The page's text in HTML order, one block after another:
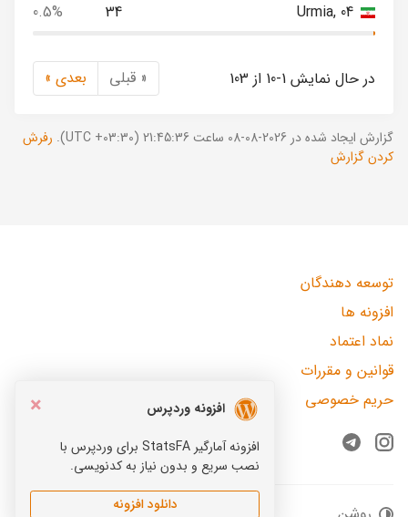
Urmia, 04
34
0.5%
در حال نمایش 1-10 از 103 « قبلی بعدی »
گزارش ایجاد شده در 2026-08-08 ساعت 21:45:36 (UTC +03:30).
رفرش
کردن گزارش
×
افزونه وردپرس
افزونه آمارگیر StatsFA برای وردپرس با
نصب سریع و بدون نیاز به کدنویسی.
دانلود افزونه
توسعه دهندگان
افزونه ها
نماد اعتماد
قوانین و مقررات
حریم خصوصی
Instagram
Telegram